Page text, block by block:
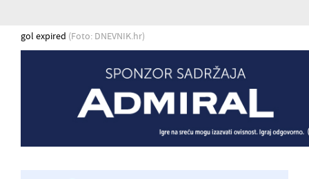
gol expired (Foto: DNEVNIK.hr)